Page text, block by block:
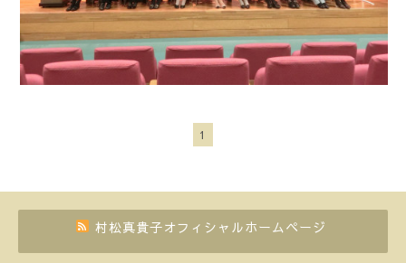
1
村松真貴子オフィシャルホームページ